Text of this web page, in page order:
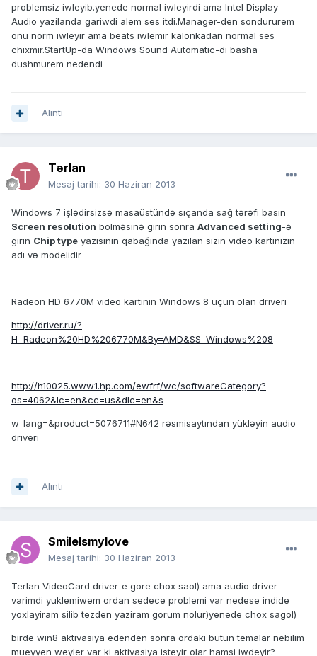
problemsiz iwleyib.yenede normal iwleyirdi ama Intel Display
Audio yazilanda gariwdi alem ses itdi.Manager-den sondururem
onu norm iwleyir ama beats iwlemir kalonkadan normal ses
chixmir.StartUp-da Windows Sound Automatic-di basha
dushmurem nedendi
Alıntı
Tərlan
Mesaj tarihi: 30 Haziran 2013
Windows 7 işlədirsizsə masaüstündə sıçanda sağ tərəfi basın
Screen resolution bölməsinə girin sonra Advanced setting-ə
girin Chip type yazısının qabağında yazılan sizin video kartınızın
adı və modelidir
Radeon HD 6770M video kartının Windows 8 üçün olan driveri
http://driver.ru/?
H=Radeon%20HD%206770M&By=AMD&SS=Windows%208
http://h10025.www1.hp.com/ewfrf/wc/softwareCategory?
os=4062&lc=en&cc=us&dlc=en&s
w_lang=&product=5076711#N642 rəsmisaytından yükləyin audio
driveri
Alıntı
SmileIsmylove
Mesaj tarihi: 30 Haziran 2013
Terlan VideoCard driver-e gore chox saol) ama audio driver
varimdi yuklemiwem ordan sedece problemi var nedese indide
yoxlayiram silib tezden yaziram gorum nolur)yenede chox sagol)
birde win8 aktivasiya edenden sonra ordaki butun temalar nebilim
mueyyen weyler var ki aktivasiya isteyir olar hamsi iwdeyir?